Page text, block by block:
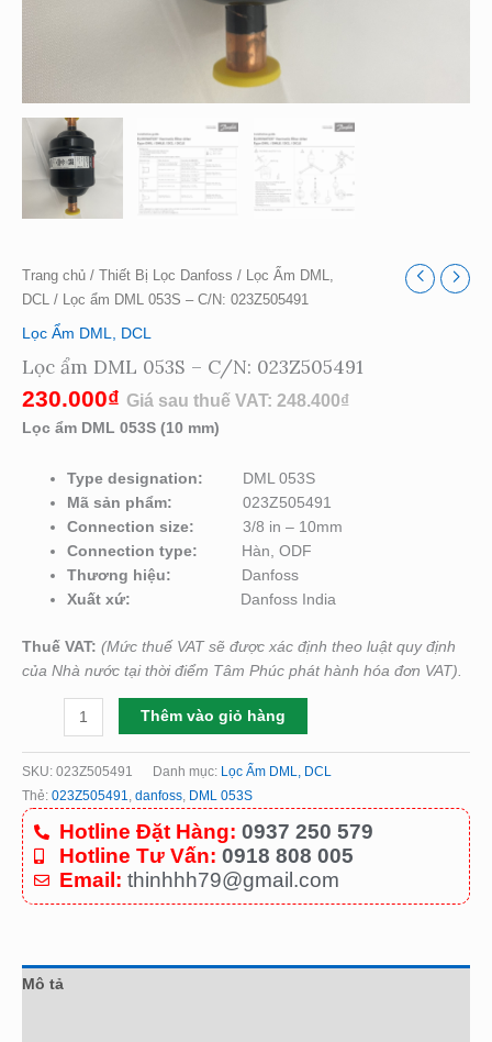
Trang chủ / Thiết Bị Lọc Danfoss / Lọc Ẩm DML,
DCL / Lọc ẩm DML 053S – C/N: 023Z505491
Lọc Ẩm DML, DCL
Lọc ẩm DML 053S – C/N: 023Z505491
230.000₫ Giá sau thuế VAT: 248.400₫
Lọc ẩm DML 053S (10 mm)
Type designation:
DML 053S
Mã sản phẩm:023Z505491
Connection size:3/8 in – 10mm
Connection type:
Hàn, ODF
Thương hiệu:
Danfoss
Xuất xứ:
Danfoss India
Thuế VAT: (Mức thuế VAT sẽ được xác định theo luật quy định
của Nhà nước tại thời điểm Tâm Phúc phát hành hóa đơn VAT).
Thêm vào giỏ hàng
SKU: 023Z505491 Danh mục: Lọc Ẩm DML, DCL
Thẻ: 023Z505491, danfoss, DML 053S
Hotline Đặt Hàng: 0937 250 579
Hotline Tư Vấn: 0918 808 005
Email: thinhhh79@gmail.com
Mô tả